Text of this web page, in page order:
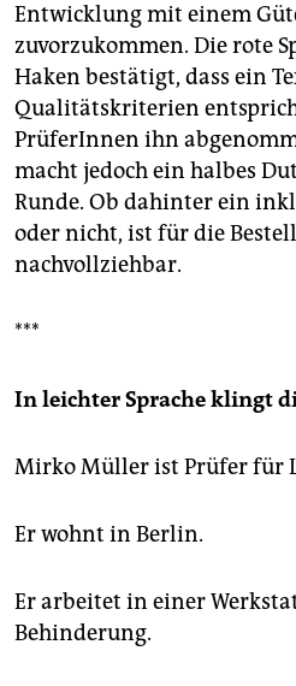
Entwicklung mit einem
zuvorzukommen. Die rote
Haken bestätigt, dass ein
Qualitätskriterien
PrüferInnen ihn
macht jedoch ein halbes
Runde. Ob dahinter ein
oder nicht, ist für die
nachvollziehbar.
***
In leichter Sprache klingt
Mirko Müller ist Prüfer für
Er wohnt in Berlin.
Er arbeitet in einer
Behinderung.